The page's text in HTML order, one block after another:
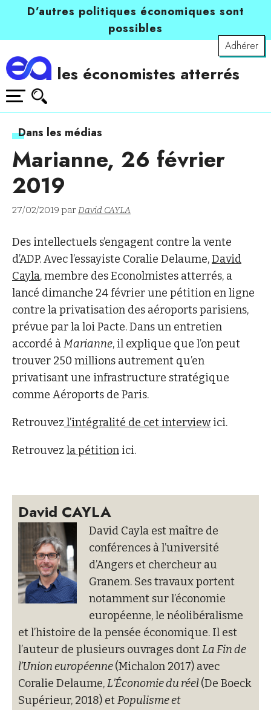
D’autres politiques économiques sont
possibles
Adhérer
les économistes atterrés
Dans les médias
Marianne, 26 février
2019
27/02/2019 parDavid CAYLA
Des intellectuels s’engagent contre la vente
d’ADP. Avec l’essayiste Coralie Delaume,David
Cayla, membre des Econolmistes atterrés, a
lancé dimanche 24 février une pétition en ligne
contre la privatisation des aéroports parisiens,
prévue par la loi Pacte. Dans un entretien
accordé àMarianne, il explique que l’on peut
trouver 250 millions autrement qu’en
privatisant une infrastructure stratégique
comme Aéroports de Paris.
Retrouvez l’intégralité de cet interviewici.
Retrouvez la pétition ici.
David CAYLA
David Cayla est maître de
conférences à l’université
d’Angers et chercheur au
Granem. Ses travaux portent
notamment sur l’économie
européenne, le néolibéralisme
et l’histoire de la pensée économique. Il est
l’auteur de plusieurs ouvrages dontLa Fin de
l’Union européenne(Michalon 2017) avec
Coralie Delaume,L’Économie du réel(De Boeck
Supérieur, 2018) etPopulisme et